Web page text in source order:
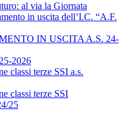
al via la Giornata
in uscita dell’I.C. “A.F.
IN USCITA A.S. 24-
2026
classi terze SSI a.s.
classi terze SSI
25